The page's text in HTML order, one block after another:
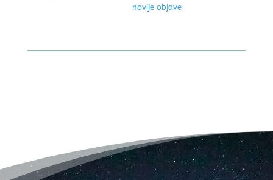
Next Entries »